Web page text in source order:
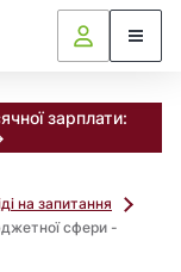
зарплати:
на запитання
сфери -